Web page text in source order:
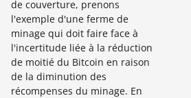
de couverture, prenons
l'exemple d'une ferme de
minage qui doit faire face à
l'incertitude liée à la réduction
de moitié du Bitcoin en raison
de la diminution des
récompenses du minage. En